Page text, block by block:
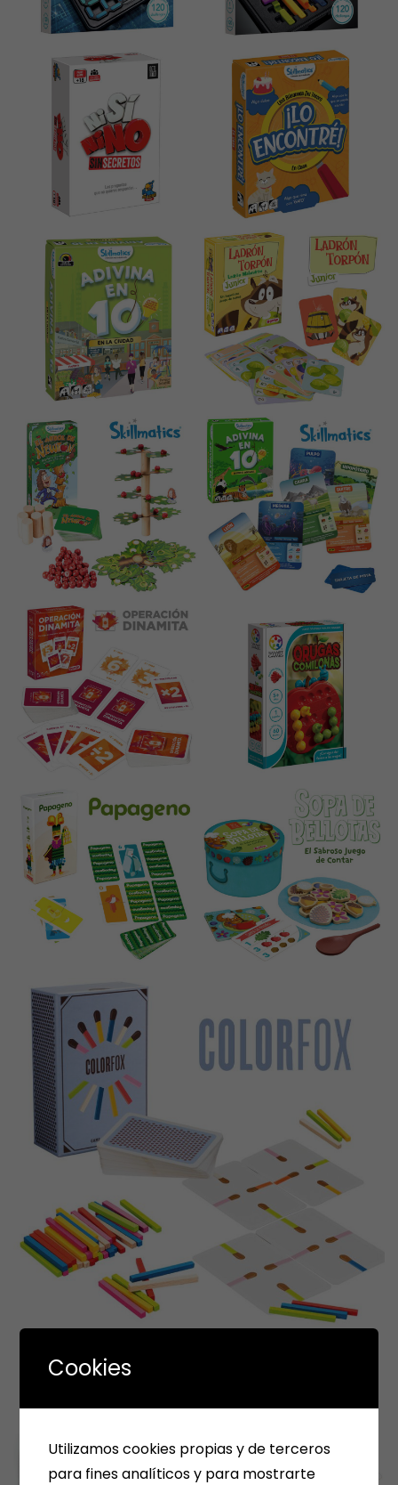
Cookies
Utilizamos cookies propias y de terceros
para fines analíticos y para mostrarte